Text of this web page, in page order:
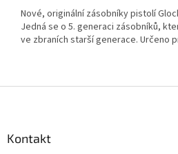
Nové, originální zásobníky pistolí
Jedná se o 5. generaci zásobníků,
ve zbraních starší generace. Určeno
Kontakt